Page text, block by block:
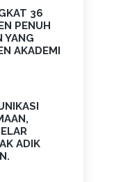
36
PENUH
YANG
AKADEMI
ADIK